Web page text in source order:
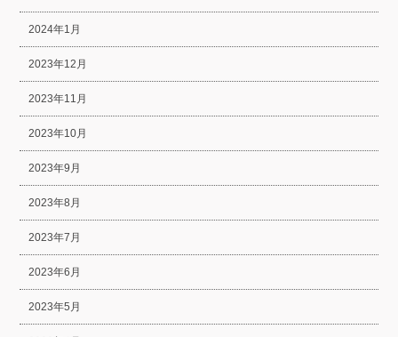
2024年1月
2023年12月
2023年11月
2023年10月
2023年9月
2023年8月
2023年7月
2023年6月
2023年5月